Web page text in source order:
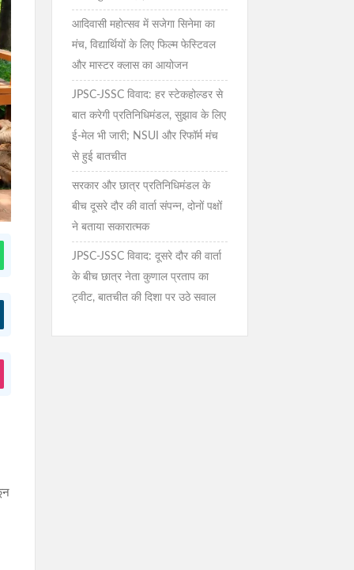
आदिवासी महोत्सव में सजेगा सिनेमा का
मंच, विद्यार्थियों के लिए फिल्म फेस्टिवल
और मास्टर क्लास का आयोजन
JPSC-JSSC विवाद: हर स्टेकहोल्डर से
बात करेगी प्रतिनिधिमंडल, सुझाव के लिए
ई-मेल भी जारी; NSUI और रिफॉर्म मंच
से हुई बातचीत
सरकार और छात्र प्रतिनिधिमंडल के
बीच दूसरे दौर की वार्ता संपन्न, दोनों पक्षों
ने बताया सकारात्मक
JPSC-JSSC विवाद: दूसरे दौर की वार्ता
के बीच छात्र नेता कुणाल प्रताप का
ट्वीट, बातचीत की दिशा पर उठे सवाल